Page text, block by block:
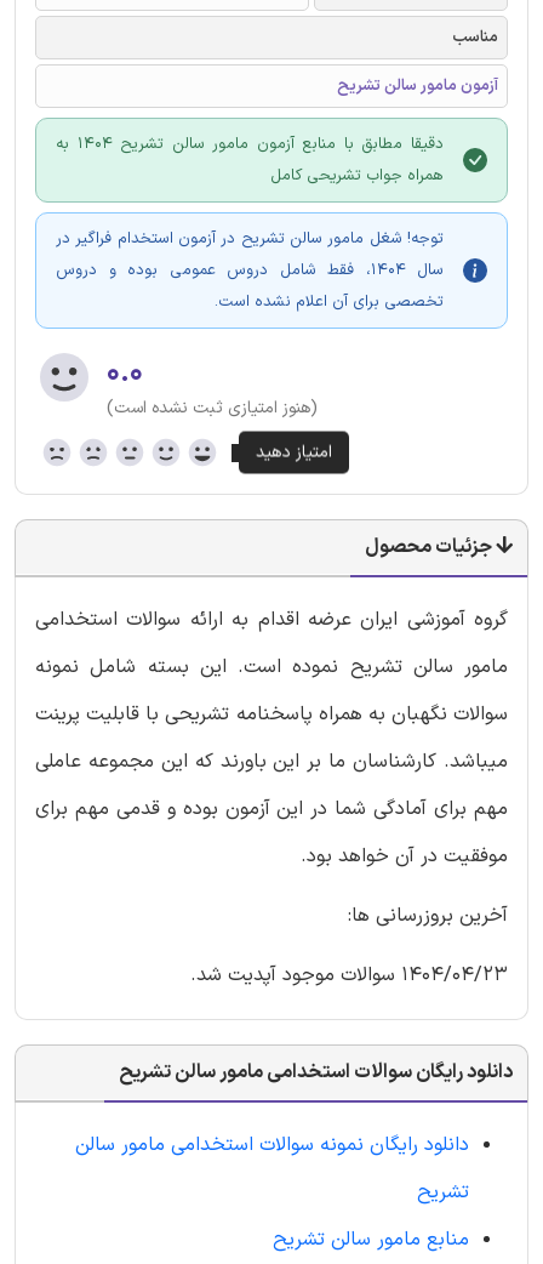
مناسب
آزمون مامور سالن تشریح
دقیقا مطابق با منابع آزمون مامور سالن تشریح 1404 به
همراه جواب تشریحی کامل
توجه! شغل مامور سالن تشریح در آزمون استخدام فراگیر در
سال 1404، فقط شامل دروس عمومی بوده و دروس
تخصصی برای آن اعلام نشده است.
۰.۰
(هنوز امتیازی ثبت نشده است)
جزئیات محصول
گروه آموزشی ایران عرضه اقدام به ارائه سوالات استخدامی
مامور سالن تشریح نموده است. این بسته شامل نمونه
سوالات نگهبان به همراه پاسخنامه تشریحی با قابلیت پرینت
میباشد. کارشناسان ما بر این باورند که این مجموعه عاملی
مهم برای آمادگی شما در این آزمون بوده و قدمی مهم برای
موفقیت در آن خواهد بود.
آخرین بروزرسانی ها:
1404/04/23 سوالات موجود آپدیت شد.
دانلود رایگان سوالات استخدامی مامور سالن تشریح
دانلود رایگان نمونه سوالات استخدامی مامور سالن
تشریح
منابع مامور سالن تشریح